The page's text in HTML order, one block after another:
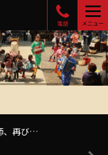
電話 メニュー
、再び…